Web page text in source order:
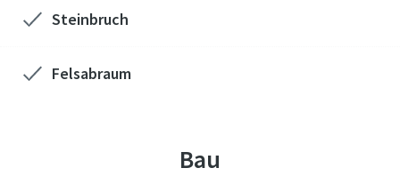
Steinbruch
Felsabraum
Bau